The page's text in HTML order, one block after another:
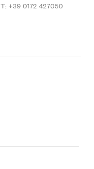
T: +39 0172 427050